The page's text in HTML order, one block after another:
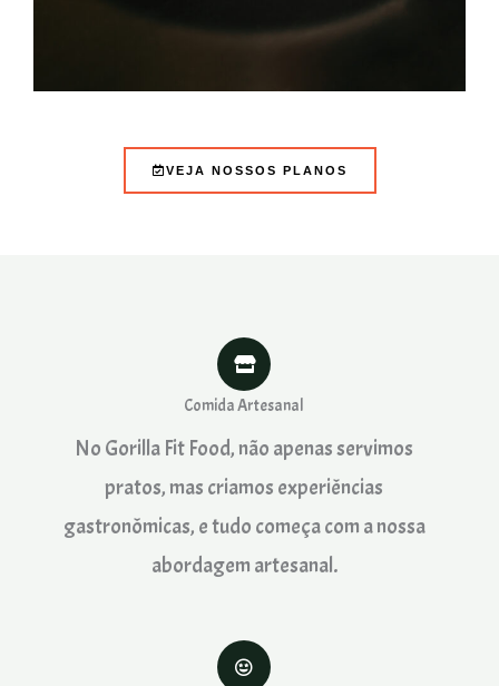
VEJA NOSSOS PLANOS
Comida Artesanal
No Gorilla Fit Food, não apenas servimos
pratos, mas criamos experiências
gastronômicas, e tudo começa com a nossa
abordagem artesanal.